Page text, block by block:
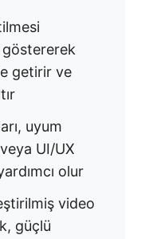
getirir ve
uyum
veya UI/UX
olur
video
güçlü